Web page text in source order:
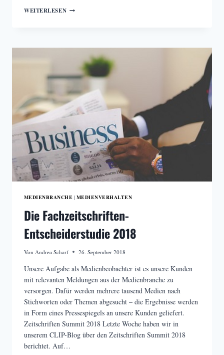
WEITERLESENWELTWEIT
JOURNALISTINNEN
MEDIENBRANCHE | MEDIENVERHALTEN
Die Fachzeitschriften-
Entscheiderstudie 2018
Von Andrea Scharf 26. September 2018
Unsere Aufgabe als Medienbeobachter ist es unsere Kunden
mit relevanten Meldungen aus der Medienbranche zu
versorgen. Dafür werden mehrere tausend Medien nach
Stichworten oder Themen abgesucht – die Ergebnisse werden
in Form eines Pressespiegels an unsere Kunden geliefert.
Zeitschriften Summit 2018 Letzte Woche haben wir in
unserem CLIP-Blog über den Zeitschriften Summit 2018
berichtet. Auf…